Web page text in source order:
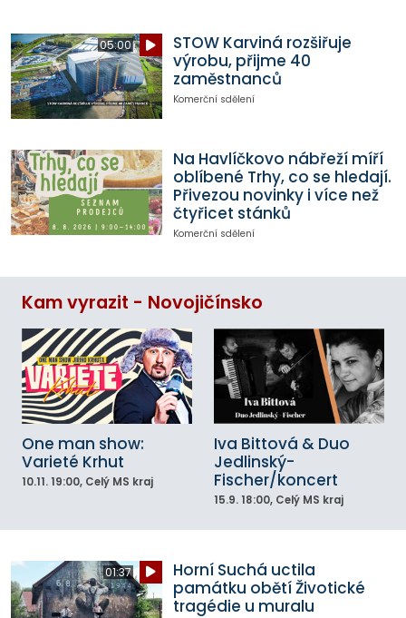
05:00
STOW Karviná rozšiřuje
výrobu, přijme 40
zaměstnanců
Komerční sdělení
Na Havlíčkovo nábřeží míří
oblíbené Trhy, co se hledají.
Přivezou novinky i více než
čtyřicet stánků
Komerční sdělení
Kam vyrazit - Novojičínsko
One man show:
Varieté Krhut
10.11. 19:00, Celý MS kraj
Iva Bittová & Duo
Jedlinský-
Fischer/koncert
15.9. 18:00, Celý MS kraj
01:37
Horní Suchá uctila
památku obětí Životické
tragédie u muralu